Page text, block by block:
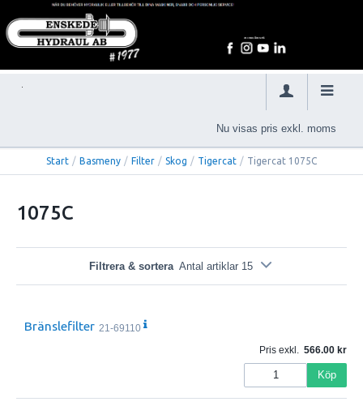
Nu visas pris exkl. moms
Start / Basmeny / Filter / Skog / Tigercat / Tigercat 1075C
1075C
Filtrera & sortera Antal artiklar 15
Bränslefilter 21-69110
Pris exkl. 566.00
Köp